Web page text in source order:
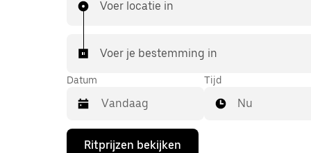
Voer locatie in
Voer je bestemming in
Datum
Druk
Tijd
Nu
Ritprijzen bekijken